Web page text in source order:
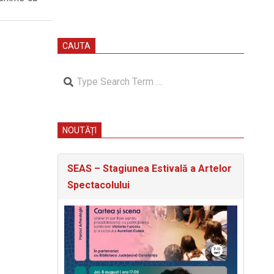
CAUTA
Search
NOUTĂȚI
SEAS – Stagiunea Estivală a Artelor
Spectacolului